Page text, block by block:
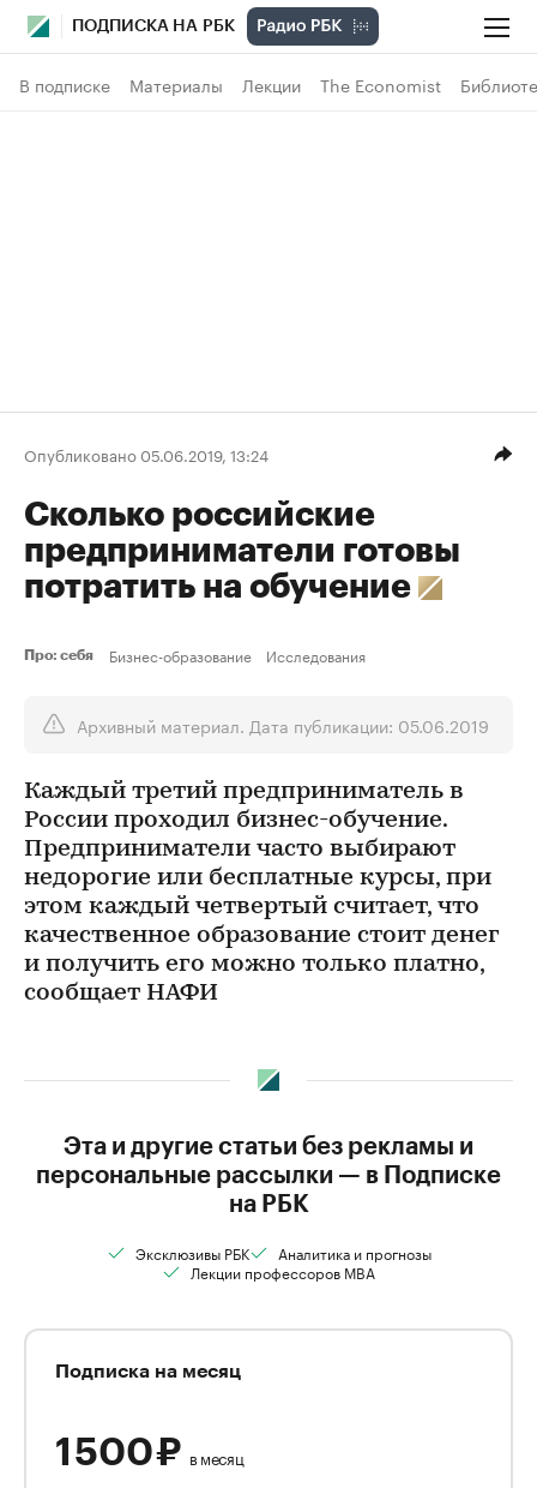
ПОДПИСКА НА РБК
В подписке Материалы Лекции The Economist
Опубликовано 05.06.2019, 13:24
Сколько российские
предприниматели готовы
потратить на обучение
Про: себя Бизнес-образование Исследования
Архивный материал. Дата публикации: 05.06.2019
Каждый третий предприниматель в
России проходил бизнес-обучение.
Предприниматели часто выбирают
недорогие или бесплатные курсы, при
этом каждый четвертый считает, что
качественное образование стоит денег
и получить его можно только платно,
сообщает НАФИ
Эта и другие статьи без рекламы и
персональные рассылки — в Подписке
на РБК
Эксклюзивы РБК
Аналитика и прогнозы
Лекции профессоров MBA
Подписка на месяц
1 500 ₽ в месяц